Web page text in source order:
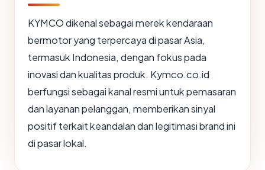
KYMCO dikenal sebagai merek kendaraan
bermotor yang terpercaya di pasar Asia,
termasuk Indonesia, dengan fokus pada
inovasi dan kualitas produk. Kymco.co.id
berfungsi sebagai kanal resmi untuk pemasaran
dan layanan pelanggan, memberikan sinyal
positif terkait keandalan dan legitimasi brand ini
di pasar lokal.